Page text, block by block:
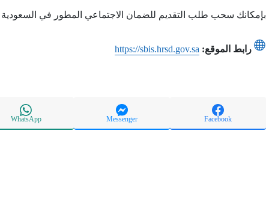
بإمكانك سحب طلب التقديم للضمان الاجتماعي المطور في السعودية
رابط الموقع: https://sbis.hrsd.gov.sa
Facebook
Messenger
WhatsApp